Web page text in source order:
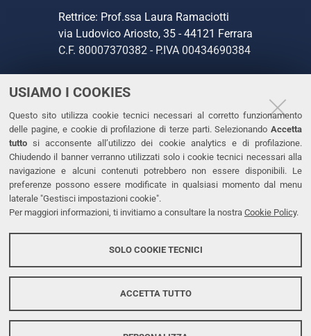
USIAMO I COOKIES
Questo sito utilizza cookie tecnici necessari al corretto funzionamento
delle pagine, e cookie di profilazione di terze parti. Selezionando Accetta
tutto si acconsente all’utilizzo dei cookie analytics e di profilazione.
Chiudendo il banner verranno utilizzati solo i cookie tecnici necessari alla
navigazione e alcuni contenuti potrebbero non essere disponibili. Le
preferenze possono essere modificate in qualsiasi momento dal menu
laterale "Gestisci impostazioni cookie".
Per maggiori informazioni, ti invitiamo a consultare la nostra Cookie Policy.
SOLO COOKIE TECNICI
ACCETTA TUTTO
Rettrice: Prof.ssa Laura Ramaciotti
via Ludovico Ariosto, 35 - 44121 Ferrara
C.F. 80007370382 - P.IVA 00434690384
CONTATTI
Tel. +39 0532 293111
Fax. +39 0532 293031
PEC
LINKS
Dichiarazione di accessibilità
Protezione dati personali